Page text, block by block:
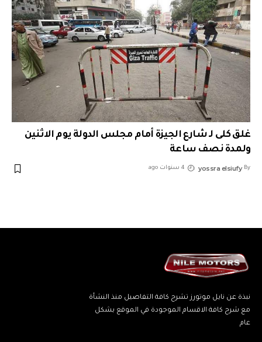
غلق كلى لـ شارع الجيزة أمام مجلس الدولة يوم الاثنين
ولمدة نصف ساعة
By
yossra elsiufy 4 سنوات ago
نبذة عن نايل موتورز تشرح كافة التفاصيل منذ النشأة
مع شرح كافة الاقسام الموجودة في الموقع بشكل
عام